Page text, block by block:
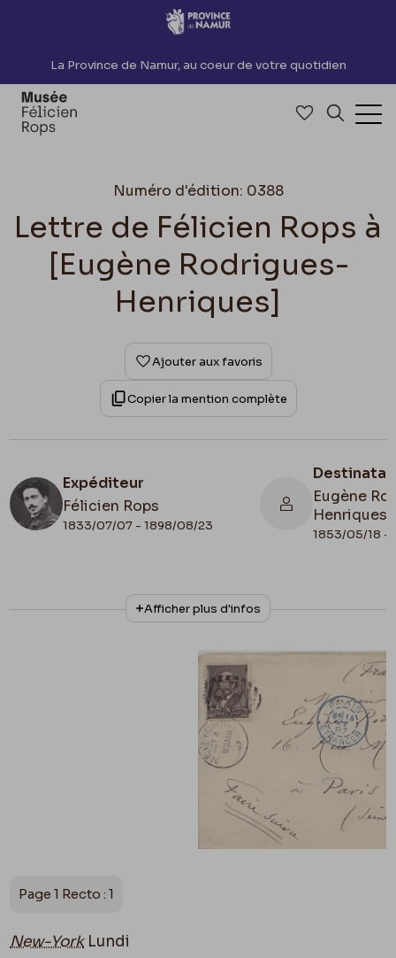
Accèder directement au contenu
La Province de Namur, au coeur de votre quotidien
Accéder à
Numéro d'édition: 0388
Lettre de Félicien Rops à
[Eugène Rodrigues-
Henriques]
Ajouter aux favoris
Copier la mention complète
Expéditeur
Félicien Rops
1833/07/07 - 1898/08/23
Eugène
Henriques
1853/05/18 -
N° d'inventaire
Amis/RAM/92
Collationnage
Autographe
1887/10/04
Lieu de conservation
Belgique, Province de Namur, musée Félicien
Rops, Les Amis du Musée Félicien Rops
Afficher plus d'infos
Page 1 Recto : 1
New-YorkLundi